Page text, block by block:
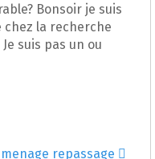
Bonsoir je suis
la recherche
suis pas un ou
repassage